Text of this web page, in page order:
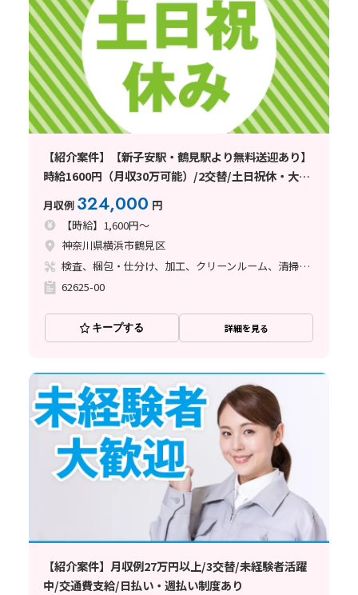
【紹介案件】【新子安駅・鶴見駅より無料送迎あり】
時給1600円（月収30万可能）/2交替/土日祝休・大型
月収例 324,000 円
【時給】1,600円～
神奈川県横浜市鶴見区
検査、梱包・仕分け、加工、クリーンルーム、清掃・洗浄
62625-00
キープする 詳細を見る
【紹介案件】月収例27万円以上/3交替/未経験者活躍
中/交通費支給/日払い・週払い制度あり